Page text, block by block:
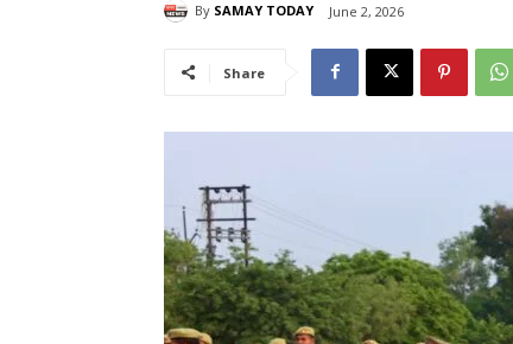
By SAMAY TODAY June 2, 2026
Share